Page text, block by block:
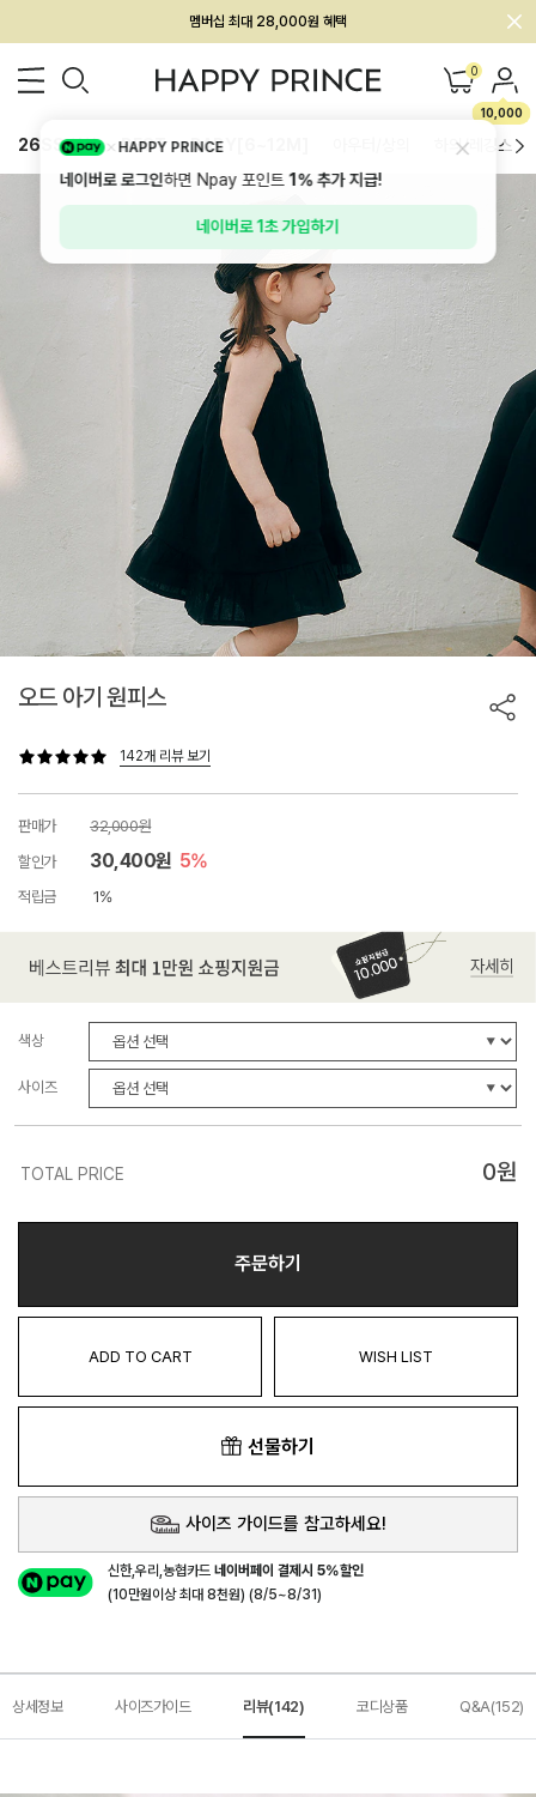
회원전용 아울렛, 가입하면 ~60% 할인!
멤버십 최대 28,000원 혜택 0
10,000
26SS 신상 BEST BABY[6~12M] 하의/레깅스
오드 아기 원피스
142개 리뷰 보기
판매가
32,000원
할인가
30,400원 5%
적립금 1%
색상
사이즈
TOTAL PRICE 0원
주문하기
ADD TO CART WISH LIST
선물하기
사이즈 가이드를 참고하세요!
신한,우리,농협카드네이버페이 결제시 5%할인
(10만원이상 최대 8천원) (8/5~8/31)
상세정보 사이즈가이드 리뷰(142) 코디상품 Q&A(152)
HAPPY PRINCE
네이버로 로그인하면 Npay 포인트1%추가 지급!
네이버로 1초 가입하기